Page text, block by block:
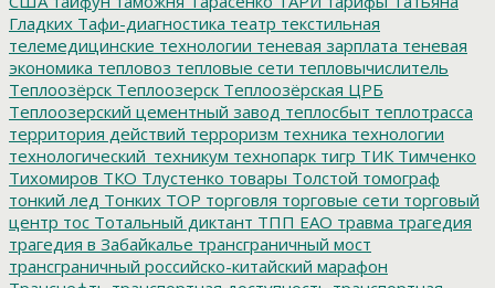
Гладких Тафи-диагностика театр текстильная
телемедицинские технологии теневая зарплата теневая
экономика тепловоз тепловые сети тепловычислитель
Теплоозёрск Теплоозерск Теплоозёрская ЦРБ
Теплоозерский цементный завод теплосбыт теплотрасса
территория действий терроризм техника технологии
технологический_техникум технопарк тигр ТИК Тимченко
Тихомиров ТКО Тлустенко товары Толстой томограф
тонкий лед Тонких ТОР торговля торговые сети торговый
центр тос Тотальный диктант ТПП ЕАО травма трагедия
трагедия в Забайкалье трансграничный мост
трансграничный российско-китайский марафон